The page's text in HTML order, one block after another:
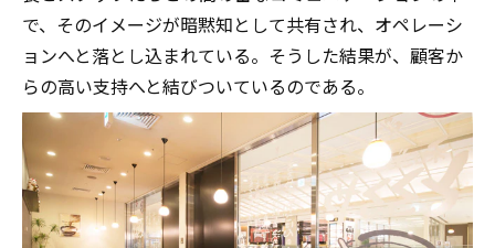
で、そのイメージが暗黙知として共有され、オペレーシ
ョンへと落とし込まれている。そうした結果が、顧客か
らの高い支持へと結びついているのである。